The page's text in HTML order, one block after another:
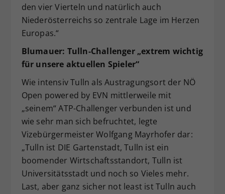
den vier Vierteln und natürlich auch
Niederösterreichs so zentrale Lage im Herzen
Europas.“
Blumauer: Tulln-Challenger „extrem wichtig
für unsere aktuellen Spieler“
Wie intensiv Tulln als Austragungsort der NÖ
Open powered by EVN mittlerweile mit
„seinem“ ATP-Challenger verbunden ist und
wie sehr man sich befruchtet, legte
Vizebürgermeister Wolfgang Mayrhofer dar:
„Tulln ist DIE Gartenstadt, Tulln ist ein
boomender Wirtschaftsstandort, Tulln ist
Universitätsstadt und noch so Vieles mehr.
Last, aber ganz sicher not least ist Tulln auch